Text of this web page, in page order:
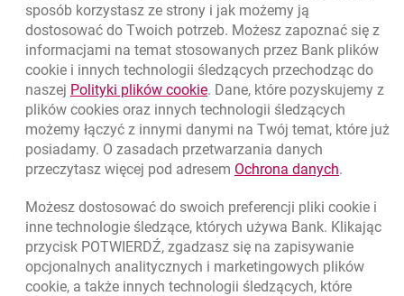
Nawigacja dolna
Zadzwoń do nas
801 331 331
(+48) 22 598 40 40
Migam
Znajdź placówkę lub bankomat otwiera się w nowej karcie
Oceń nas otwiera się w nowej karcie
sposób korzystasz ze strony i jak możemy ją
dostosować do Twoich potrzeb. Możesz zapoznać się z
informacjami na temat stosowanych przez Bank plików
cookie i innych technologii śledzących przechodząc do
naszej Polityki plików cookielink otwiera się w nowym oknie
. Dane, które pozyskujemy z
plików cookies oraz innych technologii śledzących
możemy łączyć z innymi danymi na Twój temat, które już
posiadamy. O zasadach przetwarzania danych
przeczytasz więcej pod adresem Ochrona danychlink
.
Możesz dostosować do swoich preferencji pliki cookie i
inne technologie śledzące, których używa Bank. Klikając
przycisk POTWIERDŹ, zgadzasz się na zapisywanie
opcjonalnych analitycznych i marketingowych plików
cookie, a także innych technologii śledzących, które